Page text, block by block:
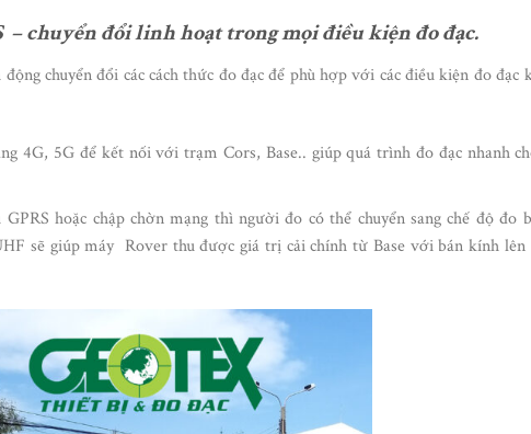
– chuyển đổi linh hoạt trong mọi điều kiện đo đạc.
chuyển đổi các cách thức đo đạc để phù hợp với các điều kiện đo đạc
4G, 5G để kết nối với trạm Cors, Base.. giúp quá trình đo đạc nhanh
hoặc chập chờn mạng thì người đo có thể chuyển sang chế độ đo
sẽ giúp máy Rover thu được giá trị cải chính từ Base với bán kính lên